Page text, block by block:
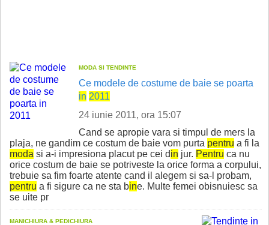
MODA SI TENDINTE
Ce modele de costume de baie se poarta
in 2011
24 iunie 2011, ora 15:07
Cand se apropie vara si timpul de mers la
plaja, ne gandim ce costum de baie vom purta pentru a fi la
moda si a-i impresiona placut pe cei din jur. Pentru ca nu
orice costum de baie se potriveste la orice forma a corpului,
trebuie sa fim foarte atente cand il alegem si sa-l probam,
pentru a fi sigure ca ne sta bine. Multe femei obisnuiesc sa
se uite pr
MANICHIURA & PEDICHIURA